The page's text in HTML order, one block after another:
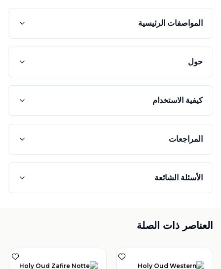
المواصفات الرئيسية
حول
كيفية الاستخدام
المراجعات
الأسئلة الشائعة
العناصر ذات الصلة